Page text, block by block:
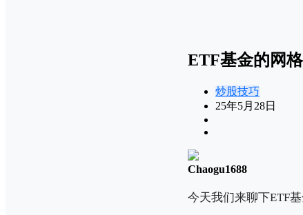
ETF基金的网
炒股技巧
25年5月28日
Chaogu1688
今天我们来聊下ETF